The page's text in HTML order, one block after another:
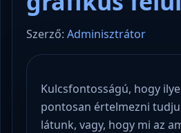
Szerző: Adminisztrátor
Kulcsfontosságú, hogy
pontosan értelmezni
látunk, vagy, hogy mi az